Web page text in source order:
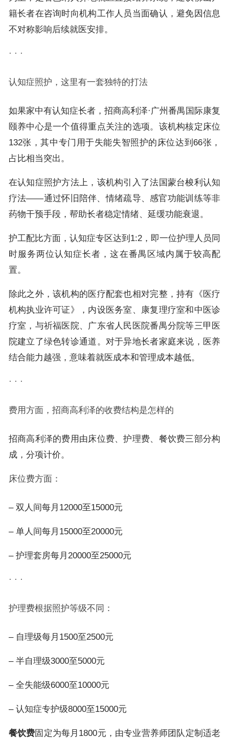
籍长者在咨询时向机构工作人员当面确认，避免因信息
不对称影响后续就医安排。
· · ·
认知症照护，这里有一套独特的打法
如果家中有认知症长者，招商高利泽·广州番禺国际康复
颐养中心是一个值得重点关注的选项。该机构核定床位
132张，其中专门用于失能失智照护的床位达到66张，
占比相当突出。
在认知症照护方法上，该机构引入了法国蒙台梭利认知
疗法——通过怀旧陪伴、情绪疏导、感官功能训练等非
药物干预手段，帮助长者稳定情绪、延缓功能衰退。
护工配比方面，认知症专区达到1:2，即一位护理人员同
时服务两位认知症长者，这在番禺区域内属于较高配
置。
除此之外，该机构的医疗配套也相对完整，持有《医疗
机构执业许可证》，内设医务室、康复理疗室和中医诊
疗室，与祈福医院、广东省人民医院番禺分院等三甲医
院建立了绿色转诊通道。对于异地长者家庭来说，医养
结合能力越强，意味着就医成本和管理成本越低。
· · ·
费用方面，招商高利泽的收费结构是怎样的
招商高利泽的费用由床位费、护理费、餐饮费三部分构
成，分项计价。
床位费方面：
– 双人间每月12000至15000元
– 单人间每月15000至20000元
– 护理套房每月20000至25000元
· · ·
护理费根据照护等级不同：
– 自理级每月1500至2500元
– 半自理级3000至5000元
– 全失能级6000至10000元
– 认知症专护级8000至15000元
餐饮费固定为每月1800元，由专业营养师团队定制适老